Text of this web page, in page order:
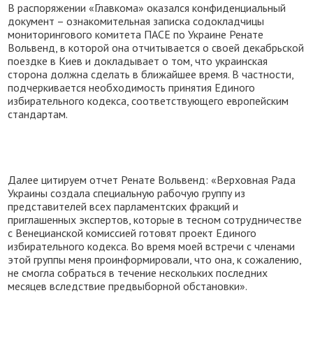
В распоряжении «Главкома» оказался конфиденциальный
документ – ознакомительная записка содокладчицы
мониторингового комитета ПАСЕ по Украине Ренате
Вольвенд, в которой она отчитывается о своей декабрьской
поездке в Киев и докладывает о том, что украинская
сторона должна сделать в ближайшее время. В частности,
подчеркивается необходимость принятия Единого
избирательного кодекса, соответствующего европейским
стандартам.
Далее цитируем отчет Ренате Вольвенд: «Верховная Рада
Украины создала специальную рабочую группу из
представителей всех парламентских фракций и
приглашенных экспертов, которые в тесном сотрудничестве
с Венецианской комиссией готовят проект Единого
избирательного кодекса. Во время моей встречи с членами
этой группы меня проинформировали, что она, к сожалению,
не смогла собраться в течение нескольких последних
месяцев вследствие предвыборной обстановки».